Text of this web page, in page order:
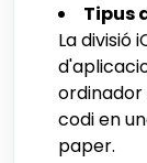
Tipus
La divisió
ordinador
codi en
paper.